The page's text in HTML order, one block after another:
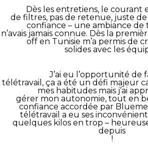
Dès les entretiens, le courant
de filtres, pas de retenue, juste
confiance – une ambiance de
n’avais jamais connue. Dès la
off en Tunisie m’a permis de
solides avec les
J’ai eu l’opportunité de
télétravail, ça a été un défi majeur
mes habitudes mais j’ai
gérer mon autonomie, tout en
confiance accordée par
télétravail a eu ses
quelques kilos en trop –
depuis
!